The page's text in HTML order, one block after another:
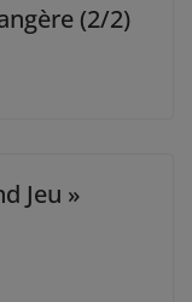
(2/2)
Jeu »